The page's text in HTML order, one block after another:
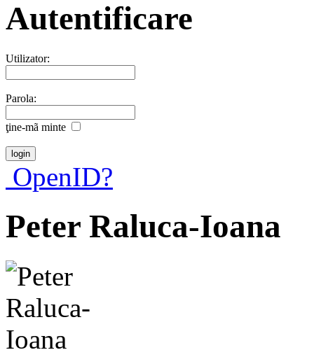
Autentificare
Utilizator:
Parola:
ţine-mã minte
OpenID?
Peter Raluca-Ioana